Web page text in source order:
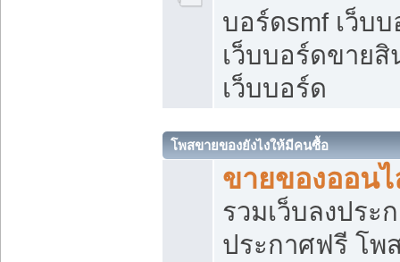
บอร์ดsmf เว็บ
เว็บบอร์ดขาย
เว็บบอร์ด
โพสขายของยังไงให้มีคนซื้อ
ขายของออน
รวมเว็บลงประ
ประกาศฟรี โพ